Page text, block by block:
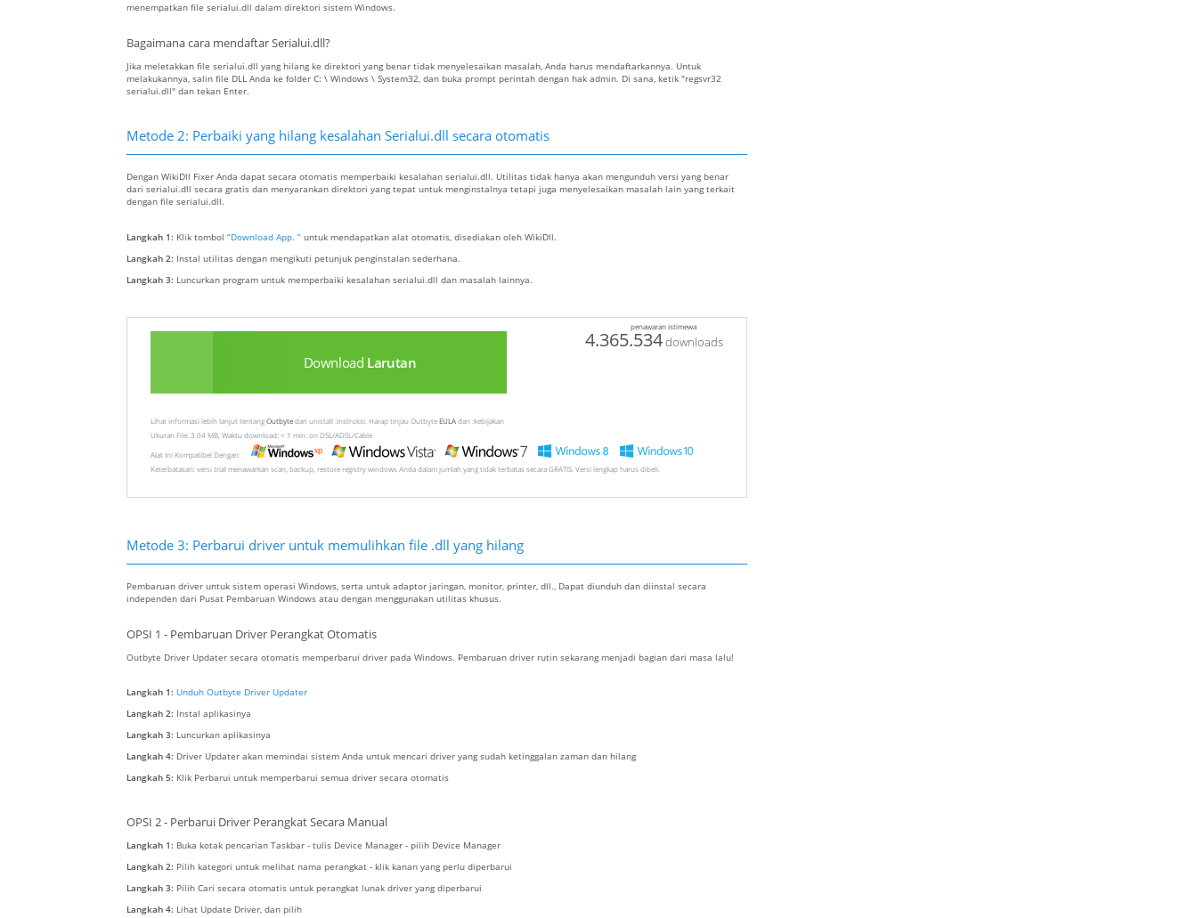
menempatkan file serialui.dll dalam direktori sistem Windows.
Bagaimana cara mendaftar Serialui.dll?
Jika meletakkan file serialui.dll yang hilang ke direktori yang benar tidak menyelesaikan masalah, Anda harus mendaftarkannya. Untuk
melakukannya, salin file DLL Anda ke folder C: \ Windows \ System32, dan buka prompt perintah dengan hak admin. Di sana, ketik "regsvr32
serialui.dll" dan tekan Enter.
Metode 2: Perbaiki yang hilang kesalahan Serialui.dll secara otomatis
Dengan WikiDll Fixer Anda dapat secara otomatis memperbaiki kesalahan serialui.dll. Utilitas tidak hanya akan mengunduh versi yang benar
dari serialui.dll secara gratis dan menyarankan direktori yang tepat untuk menginstalnya tetapi juga menyelesaikan masalah lain yang terkait
dengan file serialui.dll.
Langkah 1: Klik tombol “Download App. ” untuk mendapatkan alat otomatis, disediakan oleh WikiDll.
Langkah 2: Instal utilitas dengan mengikuti petunjuk penginstalan sederhana.
Langkah 3: Luncurkan program untuk memperbaiki kesalahan serialui.dll dan masalah lainnya.
penawaran istimewa
Download Larutan
4.365.534downloads
Lihat informasi lebih lanjut tentangOutbytedan unistall :instruksi. Harap tinjau OutbyteEULAdan :kebijakan
Ukuran File: 3.04 MB, Waktu download: < 1 min. on DSL/ADSL/Cable
Alat Ini Kompatibel Dengan:
Keterbatasan: versi trial menawarkan scan, backup, restore registry windows Anda dalam jumlah yang tidak terbatas secara GRATIS. Versi lengkap harus dibeli.
Metode 3: Perbarui driver untuk memulihkan file .dll yang hilang
Pembaruan driver untuk sistem operasi Windows, serta untuk adaptor jaringan, monitor, printer, dll., Dapat diunduh dan diinstal secara
independen dari Pusat Pembaruan Windows atau dengan menggunakan utilitas khusus.
OPSI 1 - Pembaruan Driver Perangkat Otomatis
Outbyte Driver Updater secara otomatis memperbarui driver pada Windows. Pembaruan driver rutin sekarang menjadi bagian dari masa lalu!
Langkah 1: Unduh Outbyte Driver Updater
Langkah 2: Instal aplikasinya
Langkah 3: Luncurkan aplikasinya
Langkah 4: Driver Updater akan memindai sistem Anda untuk mencari driver yang sudah ketinggalan zaman dan hilang
Langkah 5: Klik Perbarui untuk memperbarui semua driver secara otomatis
OPSI 2 - Perbarui Driver Perangkat Secara Manual
Langkah 1: Buka kotak pencarian Taskbar - tulis Device Manager - pilih Device Manager
Langkah 2: Pilih kategori untuk melihat nama perangkat - klik kanan yang perlu diperbarui
Langkah 3: Pilih Cari secara otomatis untuk perangkat lunak driver yang diperbarui
Langkah 4: Lihat Update Driver, dan pilih